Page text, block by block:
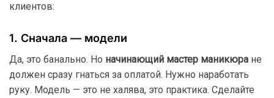
клиентов:
1. Сначала — модели
Да, это банально. Но начинающий мастер маникюра не
должен сразу гнаться за оплатой. Нужно наработать
руку. Модель — это не халява, это практика. Сделайте